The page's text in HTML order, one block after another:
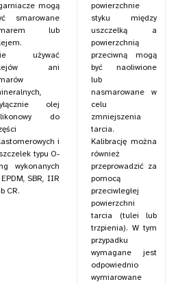
mogą
smarowane
lub
używać
ani
olej
do
i
typu O-
wykonanych
SBR, IIR
CR.
powierzchnie
styku między
uszczelką a
powierzchnią
przeciwną mogą
być naoliwione
lub
nasmarowane w
celu
zmniejszenia
tarcia.
Kalibrację można
również
przeprowadzić za
pomocą
przeciwległej
powierzchni
tarcia (tulei lub
trzpienia). W tym
przypadku
wymagane jest
odpowiednio
wymiarowane